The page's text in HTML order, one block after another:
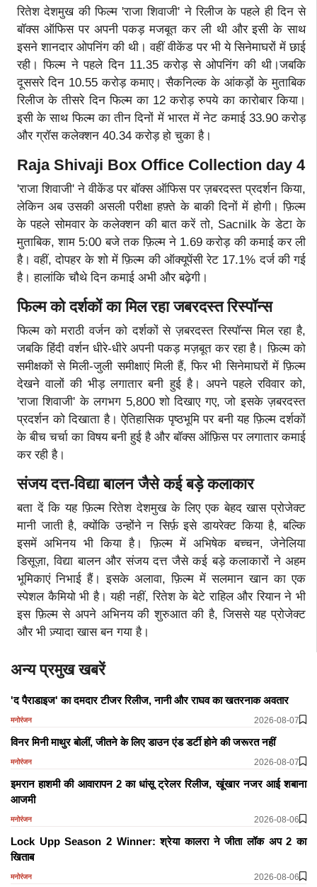
रितेश देशमुख की फिल्म 'राजा शिवाजी' ने रिलीज के पहले ही दिन से
बॉक्स ऑफिस पर अपनी पकड़ मजबूत कर ली थी और इसी के साथ
इसने शानदार ओपनिंग की थी। वहीं वीकेंड पर भी ये सिनेमाघरों में छाई
रही। फिल्म ने पहले दिन 11.35 करोड़ से ओपनिंग की थी।जबकि
दूससरे दिन 10.55 करोड़ कमाए। सैकनिल्क के आंकड़ों के मुताबिक
रिलीज के तीसरे दिन फिल्म का 12 करोड़ रुपये का कारोबार किया।
इसी के साथ फिल्म का तीन दिनों में भारत में नेट कमाई 33.90 करोड़
और ग्रॉस कलेक्शन 40.34 करोड़ हो चुका है।
Raja Shivaji Box Office Collection day 4
'राजा शिवाजी' ने वीकेंड पर बॉक्स ऑफिस पर ज़बरदस्त प्रदर्शन किया,
लेकिन अब उसकी असली परीक्षा हफ़्ते के बाकी दिनों में होगी। फ़िल्म
के पहले सोमवार के कलेक्शन की बात करें तो, Sacnilk के डेटा के
मुताबिक, शाम 5:00 बजे तक फ़िल्म ने 1.69 करोड़ की कमाई कर ली
है। वहीं, दोपहर के शो में फ़िल्म की ऑक्यूपेंसी रेट 17.1% दर्ज की गई
है। हालांकि चौथे दिन कमाई अभी और बढ़ेगी।
फिल्म को दर्शकों का मिल रहा जबरदस्त रिस्पॉन्स
फिल्म को मराठी वर्जन को दर्शकों से ज़बरदस्त रिस्पॉन्स मिल रहा है,
जबकि हिंदी वर्शन धीरे-धीरे अपनी पकड़ मज़बूत कर रहा है। फ़िल्म को
समीक्षकों से मिली-जुली समीक्षाएं मिली हैं, फिर भी सिनेमाघरों में फ़िल्म
देखने वालों की भीड़ लगातार बनी हुई है। अपने पहले रविवार को,
'राजा शिवाजी' के लगभग 5,800 शो दिखाए गए, जो इसके ज़बरदस्त
प्रदर्शन को दिखाता है। ऐतिहासिक पृष्ठभूमि पर बनी यह फ़िल्म दर्शकों
के बीच चर्चा का विषय बनी हुई है और बॉक्स ऑफ़िस पर लगातार कमाई
कर रही है।
संजय दत्त-विद्या बालन जैसे कई बड़े कलाकार
बता दें कि यह फ़िल्म रितेश देशमुख के लिए एक बेहद खास प्रोजेक्ट
मानी जाती है, क्योंकि उन्होंने न सिर्फ़ इसे डायरेक्ट किया है, बल्कि
इसमें अभिनय भी किया है। फ़िल्म में अभिषेक बच्चन, जेनेलिया
डिसूज़ा, विद्या बालन और संजय दत्त जैसे कई बड़े कलाकारों ने अहम
भूमिकाएं निभाई हैं। इसके अलावा, फ़िल्म में सलमान खान का एक
स्पेशल कैमियो भी है। यही नहीं, रितेश के बेटे राहिल और रियान ने भी
इस फ़िल्म से अपने अभिनय की शुरुआत की है, जिससे यह प्रोजेक्ट
और भी ज़्यादा खास बन गया है।
अन्य प्रमुख खबरें
'द पैराडाइज' का दमदार टीजर रिलीज, नानी और राघव का खतरनाक अवतार
मनोरंजन 2026-08-07
विनर मिनी माथुर बोलीं, जीतने के लिए डाउन एंड डर्टी होने की जरूरत नहीं
मनोरंजन 2026-08-07
इमरान हाशमी की आवारापन 2 का धांसू ट्रेलर रिलीज, खूंखार नजर आई शबाना
आजमी
मनोरंजन 2026-08-06
Lock Upp Season 2 Winner: श्रेया कालरा ने जीता लॉक अप 2 का
खिताब
मनोरंजन 2026-08-06